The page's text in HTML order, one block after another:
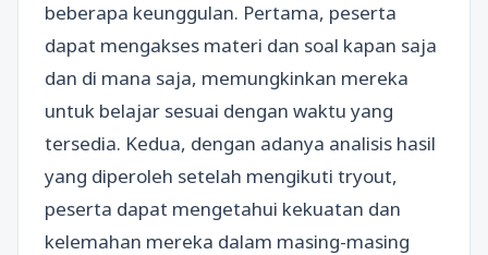
beberapa keunggulan. Pertama, peserta
dapat mengakses materi dan soal kapan saja
dan di mana saja, memungkinkan mereka
untuk belajar sesuai dengan waktu yang
tersedia. Kedua, dengan adanya analisis hasil
yang diperoleh setelah mengikuti tryout,
peserta dapat mengetahui kekuatan dan
kelemahan mereka dalam masing-masing